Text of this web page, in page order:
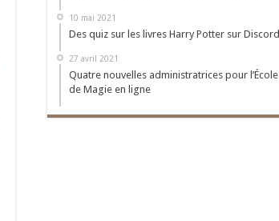
10 mai 2021
Des quiz sur les livres Harry Potter sur Discord
27 avril 2021
Quatre nouvelles administratrices pour l’École
de Magie en ligne